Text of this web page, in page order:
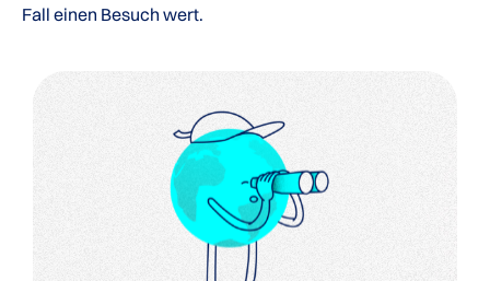
Fall einen Besuch wert.